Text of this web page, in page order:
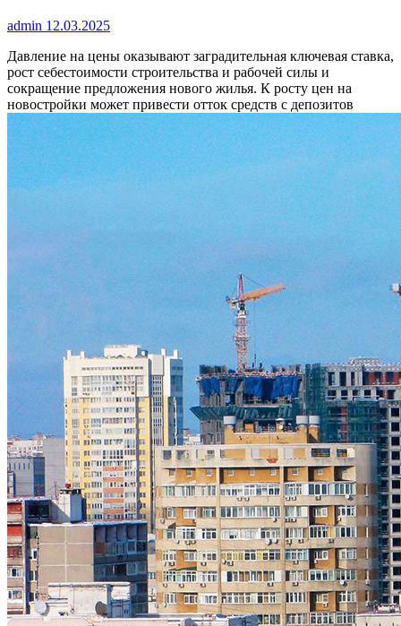
admin 12.03.2025
Давление на цены оказывают заградительная ключевая ставка,
рост себестоимости строительства и рабочей силы и
сокращение предложения нового жилья. К росту цен на
новостройки может привести отток средств с депозитов